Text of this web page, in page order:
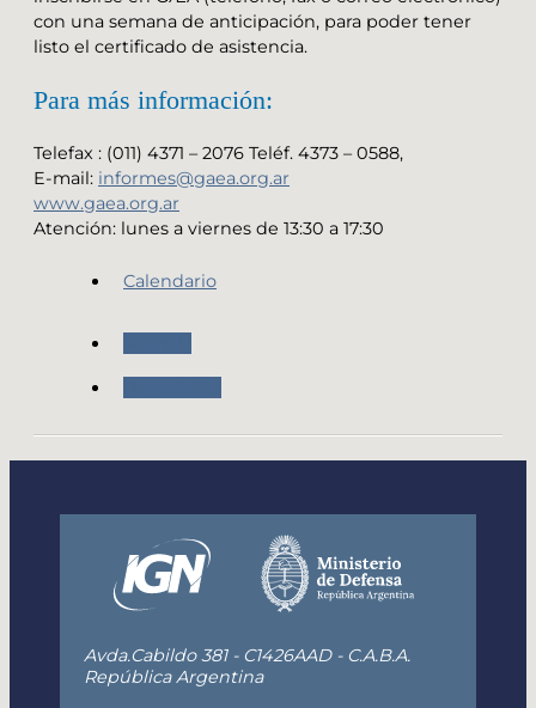
con una semana de anticipación, para poder tener
listo el certificado de asistencia.
Para más información:
Telefax : (011) 4371 – 2076 Teléf. 4373 – 0588,
E-mail: informes@gaea.org.ar
www.gaea.org.ar
Atención: lunes a viernes de 13:30 a 17:30
Calendario
Avda.Cabildo 381 - C1426AAD - C.A.B.A.
República Argentina